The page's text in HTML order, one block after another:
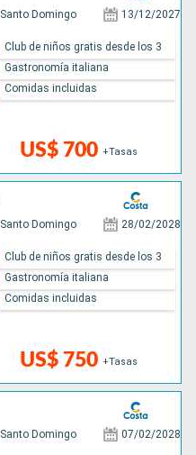
Santo Domingo 13/12/2027
US$ 700 +Tasas
Club de niños gratis desde los 3
Gastronomía italiana
Comidas incluidas
Santo Domingo 28/02/2028
US$ 750 +Tasas
Club de niños gratis desde los 3
Gastronomía italiana
Comidas incluidas
Santo Domingo 07/02/2028